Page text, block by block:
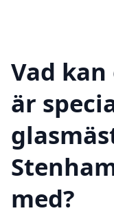
Vad
är
med?